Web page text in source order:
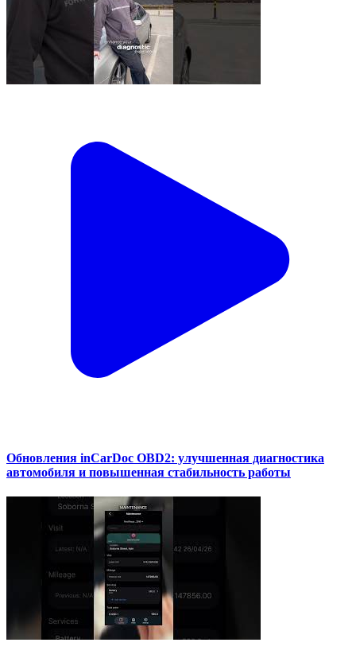
Обновления inCarDoc OBD2: улучшенная диагностика
автомобиля и повышенная стабильность работы